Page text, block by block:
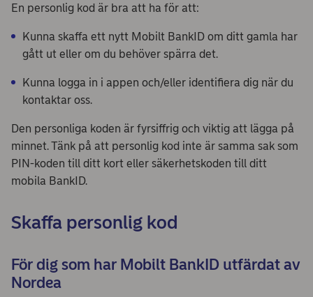
En personlig kod är bra att ha för att:
Kunna skaffa ett nytt Mobilt BankID om ditt gamla har
gått ut eller om du behöver spärra det.
Kunna logga in i appen och/eller identifiera dig när du
kontaktar oss.
Den personliga koden är fyrsiffrig och viktig att lägga på
minnet. Tänk på att personlig kod inte är samma sak som
PIN-koden till ditt kort eller säkerhetskoden till ditt
mobila BankID.
Skaffa personlig kod
För dig som har Mobilt BankID utfärdat av
Nordea